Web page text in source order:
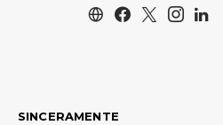
SINCERAMENTE